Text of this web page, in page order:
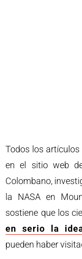
Todos los
en el sitio web
Colombano,
la NASA en
sostiene que los
en serio la
pueden haber